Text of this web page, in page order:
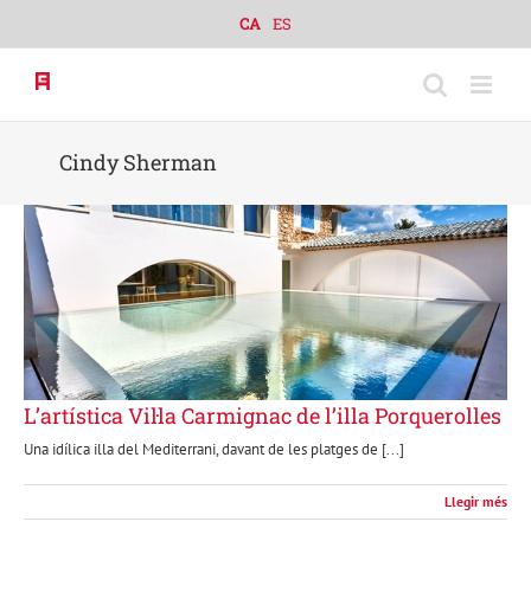
content
CA ES
Cindy Sherman
L’artística Vil·la Carmignac de l’illa Porquerolles
Una idílica illa del Mediterrani, davant de les platges de [...]
Llegir més